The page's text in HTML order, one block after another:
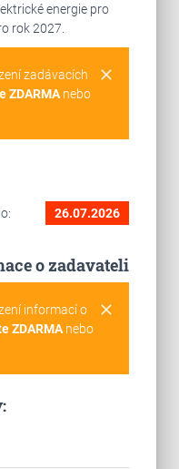
energie pro
rok 2027.
clear
zadávacích
ZDARMAnebo
26.07.2026
o zadavateli
clear
informací o
ZDARMAnebo